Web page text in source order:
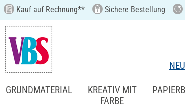
Kauf auf Rechnung** Sichere Bestellung
NEU
GRUNDMATERIAL
KREATIV MIT
FARBE